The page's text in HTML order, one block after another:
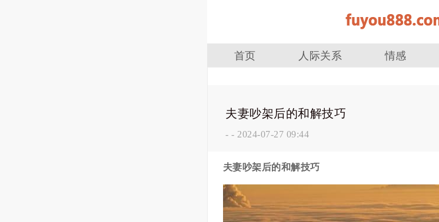
首页 人际关系 情感
夫妻吵架后的和解技巧
- - 2024-07-27 09:44
夫妻吵架后的和解技巧